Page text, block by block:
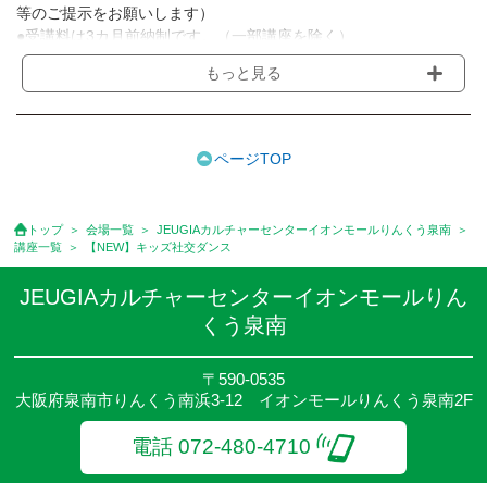
等のご提示をお願いします）
●受講料は3カ月前納制です。（一部講座を除く）
●受講料には運営費として１講座につき月額770円(税込)が含まれ
ております。また一部の講座では別途傷害保険料も含まれており
用は含まれておりません。
のでご確認ください。
●参加人数が一定に満たない場合、体験や講座開講を中止または延
期することがあります。
●その他、詳しい内容については、ご入会時にご説明をさせていた
もっと見る
ページTOP
トップ 会場一覧
JEUGIAカルチャーセンターイオンモールりんくう泉南
講座一覧
【NEW】キッズ社交ダンス
JEUGIAカルチャーセンターイオンモールりん
くう泉南
〒590-0535
大阪府泉南市りんくう南浜3-12 イオンモールりんくう泉南2F
電話 072-480-4710